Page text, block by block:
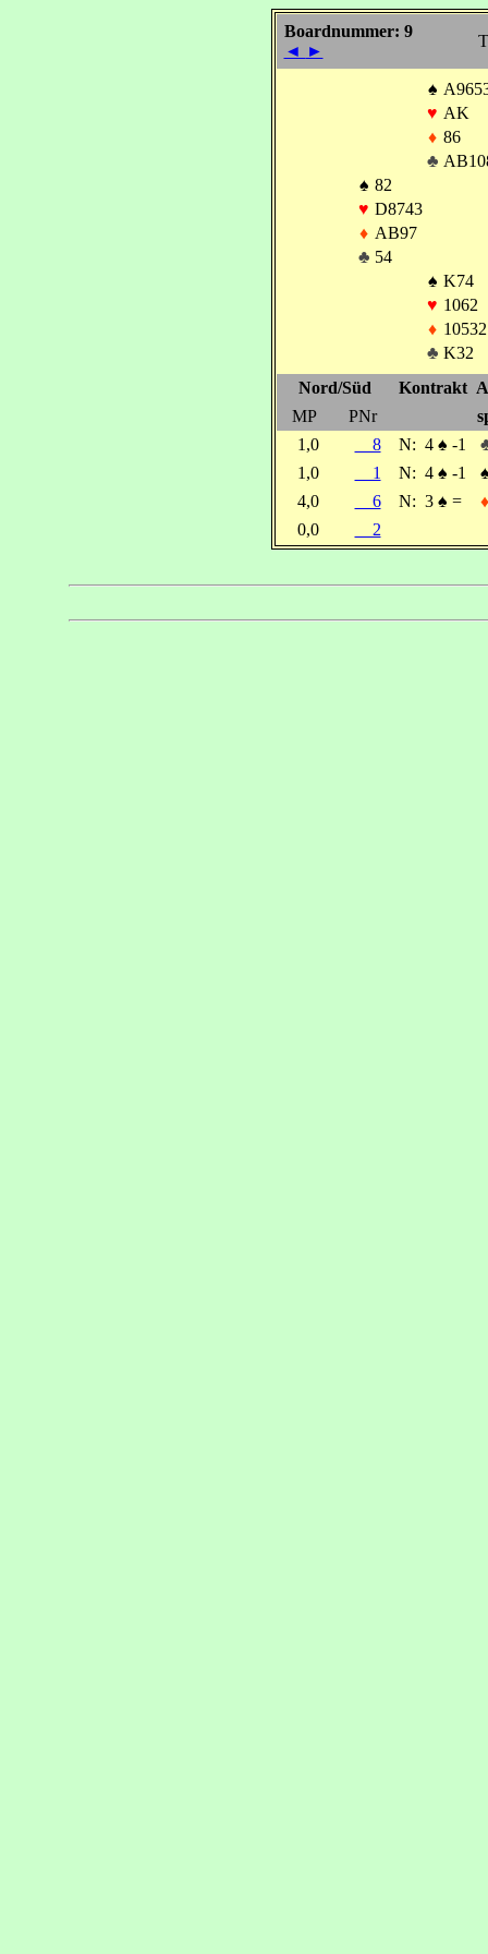
Boardnummer: 9
◄ ►
♠
♥ AK
♦ 86
♣
♠ 82
♥ D8743
♦ AB97
♣ 54
♠ K74
♥ 1062
♦ 10532
♣ K32
Nord/Süd
Kontrakt
MP
PNr
1,0
8 N: 4 ♠ -1
1,0
1 N: 4 ♠ -1
4,0
6 N: 3 ♠ =
♦
0,0
2